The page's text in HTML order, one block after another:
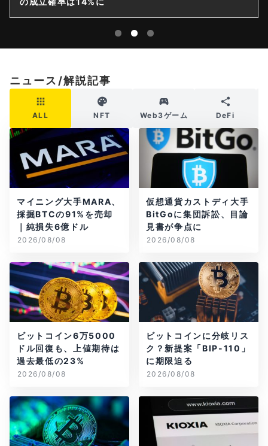
ニュース/解説記事
ALL NFT Web3ゲーム DeFi
マイニング大手MARA、
採掘BTCの91%を売却
｜純損失6億ドル
2026/08/08
仮想通貨カストディ大手
BitGoに集団訴訟、目論
見書が争点に
2026/08/08
ビットコイン6万5000
ドル回復も、上値期待は
過去最低の23%
2026/08/08
ビットコインに分岐リス
ク？新提案「BIP-110」
に期限迫る
2026/08/08